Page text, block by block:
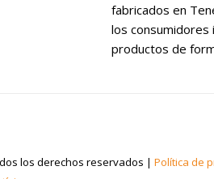
fabricados en
los consumidores
productos de
los derechos reservados | Política de